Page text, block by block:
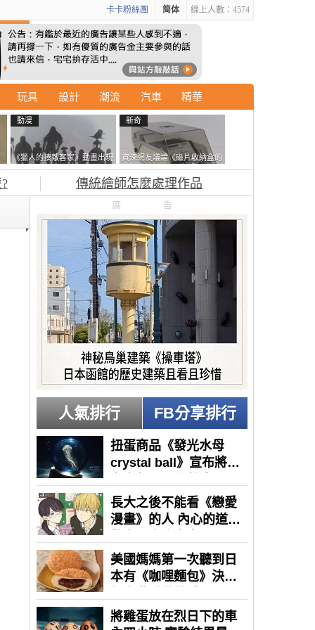
線上人數：4574
简体
卡卡粉絲團
玩具 設計 潮流 汽車 精華
動漫
《獵人的揍敵客家》動畫出現
的這個剪影是誰？你是不是忘
新奇
資深網友議論《磁片收納盒的
鎖有什麼用》想偷的話整盒拿
走不就好了嗎？
傳統繪師怎麼處理作品
廣告
人氣排行 FB分享排行